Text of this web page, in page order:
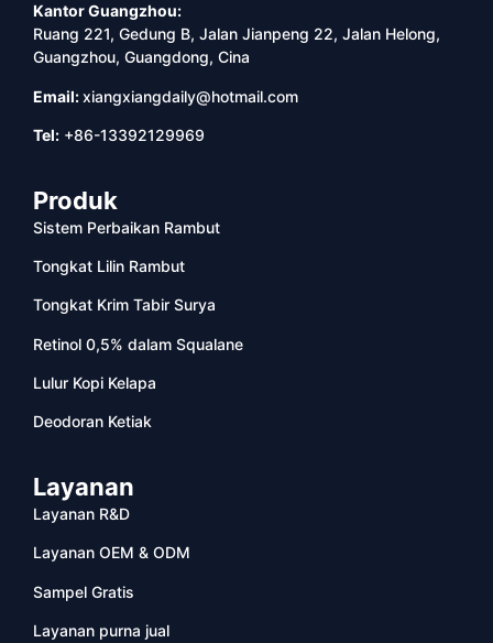
Kantor Guangzhou:
Ruang 221, Gedung B, Jalan Jianpeng 22, Jalan Helong,
Guangzhou, Guangdong, Cina
Email:xiangxiangdaily@hotmail.com
Tel: +86-13392129969
Produk
Sistem Perbaikan Rambut
Tongkat Lilin Rambut
Tongkat Krim Tabir Surya
Retinol 0,5% dalam Squalane
Lulur Kopi Kelapa
Deodoran Ketiak
Layanan
Layanan R&D
Layanan OEM & ODM
Sampel Gratis
Layanan purna jual